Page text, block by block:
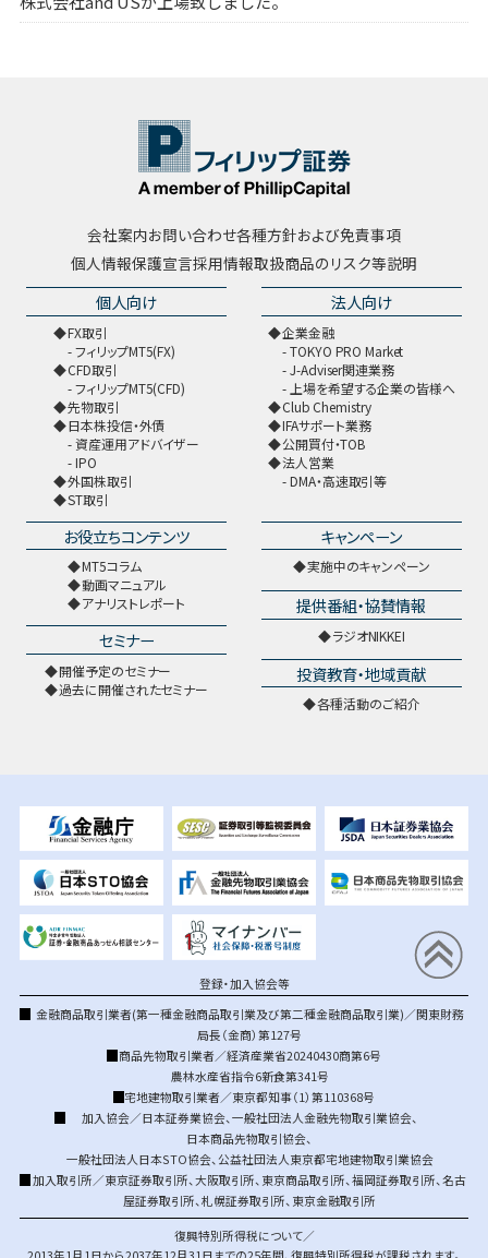
会社案内お問い合わせ各種方針および免責事項
個人情報保護宣言採用情報取扱商品のリスク等説明
個人向け
FX取引
フィリップMT5(FX)
CFD取引
フィリップMT5(CFD)
先物取引
日本株投信・外債
資産運用アドバイザー
IPO
外国株取引
ST取引
法人向け
企業金融
TOKYO PRO Market
J-Adviser関連業務
上場を希望する企業の皆様へ
Club Chemistry
IFAサポート業務
公開買付・TOB
法人営業
DMA・高速取引等
お役立ちコンテンツ
MT5コラム
動画マニュアル
アナリストレポート
セミナー
開催予定のセミナー
過去に開催されたセミナー
キャンペーン
実施中のキャンペーン
提供番組・協賛情報
ラジオNIKKEI
投資教育・地域貢献
各種活動のご紹介
登録・加入協会等
金融商品取引業者(第一種金融商品取引業及び第二種金融商品取引業)／関東財務
局長（金商）第127号
商品先物取引業者／経済産業省20240430商第6号
農林水産省指令6新食第341号
宅地建物取引業者／東京都知事（1）第110368号
加入協会／日本証券業協会、 一般社団法人金融先物取引業協会、
日本商品先物取引協会、
一般社団法人日本STO協会、 公益社団法人東京都宅地建物取引業協会
加入取引所／東京証券取引所、大阪取引所、 東京商品取引所、福岡証券取引所、名古
屋証券取引所、札幌証券取引所、 東京金融取引所
復興特別所得税について／